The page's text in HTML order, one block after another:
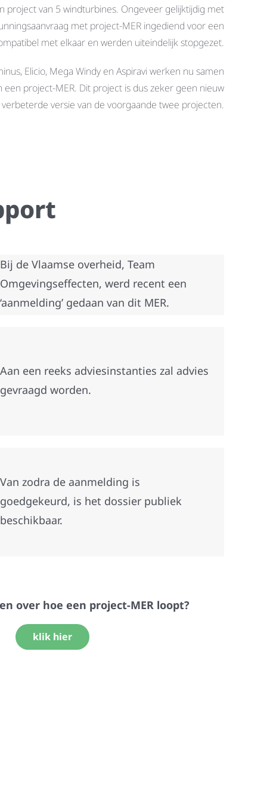
project van 5 windturbines. Ongeveer gelijktijdig met
met project-MER ingediend voor een
met elkaar en werden uiteindelijk stopgezet.
Elicio, Mega Windy en Aspiravi werken nu samen
project-MER. Dit project is dus zeker geen nieuw
versie van de voorgaande twee projecten.
Bij de Vlaamse overheid, Team
Omgevingseffecten, werd recent een
‘aanmelding’ gedaan van dit MER.
Aan een reeks adviesinstanties zal advies
gevraagd worden.
Van zodra de aanmelding is
goedgekeurd, is het dossier publiek
beschikbaar.
over hoe een project-MER loopt?
klik hier